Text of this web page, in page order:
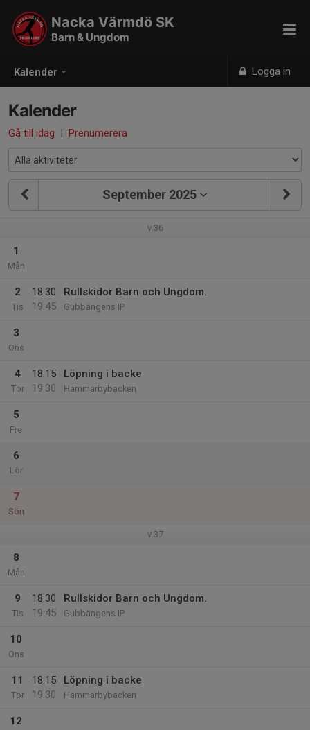
Kalender Logga in
Nacka Värmdö SK
Barn & Ungdom
Kalender
Gå till idag | Prenumerera
September 2025
v.36
1
Mån
2
Tis
18:30
19:45
Rullskidor Barn och Ungdom.
Gubbängens IP
3
Ons
4
Tor
18:15
19:30
Löpning i backe
Hammarbybacken
5
Fre
6
Lör
7
Sön
v.37
8
Mån
9
Tis
18:30
19:45
Rullskidor Barn och Ungdom.
Gubbängens IP
10
Ons
11
Tor
18:15
19:30
Löpning i backe
Hammarbybacken
12